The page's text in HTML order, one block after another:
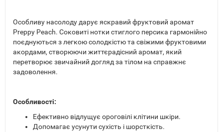
Особливу насолоду дарує яскравий фруктовий аромат
Preppy Peach. Соковиті нотки стиглого персика гармонійно
поєднуються з легкою солодкістю та свіжими фруктовими
акордами, створюючи життєрадісний аромат, який
перетворює звичайний догляд за тілом на справжнє
задоволення.
Особливості:
Ефективно відлущує ороговілі клітини шкіри.
Допомагає усунути сухість і шорсткість.